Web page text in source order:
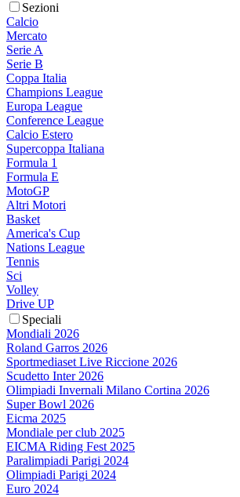
Sezioni
Calcio
Mercato
Serie A
Serie B
Coppa Italia
Champions League
Europa League
Conference League
Calcio Estero
Supercoppa Italiana
Formula 1
Formula E
MotoGP
Altri Motori
Basket
America's Cup
Nations League
Tennis
Sci
Volley
Drive UP
Speciali
Mondiali 2026
Roland Garros 2026
Sportmediaset Live Riccione 2026
Scudetto Inter 2026
Olimpiadi Invernali Milano Cortina 2026
Super Bowl 2026
Eicma 2025
Mondiale per club 2025
EICMA Riding Fest 2025
Paralimpiadi Parigi 2024
Olimpiadi Parigi 2024
Euro 2024